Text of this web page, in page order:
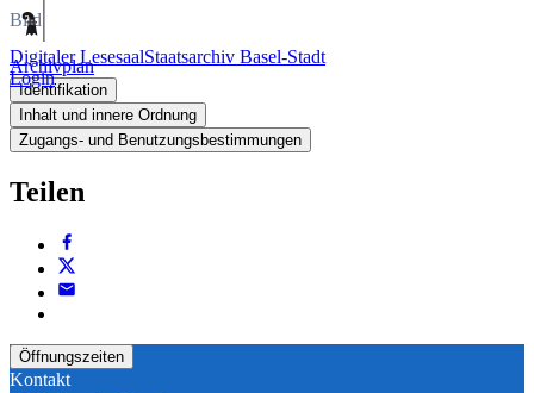
Digitaler LesesaalStaatsarchiv Basel-Stadt
Login
Bild
Archivplan
Identifikation
Inhalt und innere Ordnung
Zugangs- und Benutzungsbestimmungen
Teilen
Öffnungszeiten
Kontakt